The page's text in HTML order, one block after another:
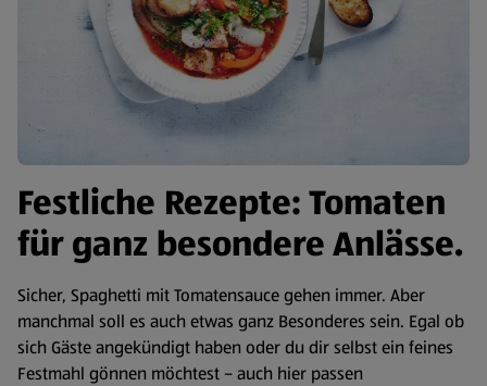
Festliche Rezepte: Tomaten
für ganz besondere Anlässe.
Sicher, Spaghetti mit Tomatensauce gehen immer. Aber
manchmal soll es auch etwas ganz Besonderes sein. Egal ob
sich Gäste angekündigt haben oder du dir selbst ein feines
Festmahl gönnen möchtest – auch hier passen